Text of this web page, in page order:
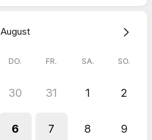
August
DO. FR. SA. SO.
30 31 1 2
6 7 8 9